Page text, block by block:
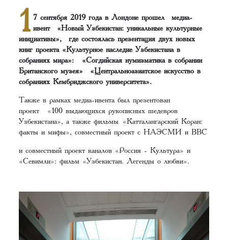
1 7 сентября 2019 года в Лондоне прошел медиа-
ивент «Новый Узбекистан: уникальные культурные
инициативы», где состоялась презентация двух новых
книг проекта «Культурное наследие Узбекистана в
собраниях мира»: «Согдийская нумизматика в собрании
Британского музея» «Центральноазиатское искусство в
собраниях Кембриджского университета».
Также в рамках медиа-ивента был презентован
проект «100 выдающихся рукописных шедевров
Узбекистана», а также фильмы «Катталангарский Коран:
факты и мифы», совместный проект с НАЭСМИ и BBC
и совместный проект каналов «Россия - Культура» и
«Севимли»: фильм «Узбекистан. Легенды о любви».